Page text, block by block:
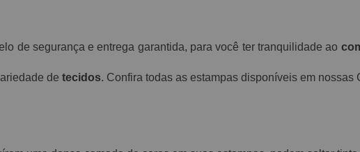
de segurança e entrega garantida, para você ter tranquilidade ao
de tecidos. Confira todas as estampas disponíveis em nossas